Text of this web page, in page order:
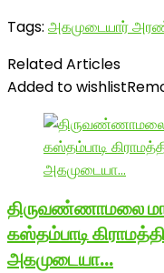
Tags: அகமுடையார்
Related Articles
Added to wishlist
திருவண்ணாமலை
கஸ்தம்பாடி
அகமுடையா…